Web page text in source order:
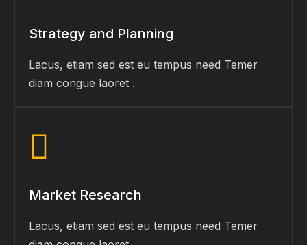
Strategy and Planning
Lacus, etiam sed est eu tempus need Temer
diam congue laoret .
Market Research
Lacus, etiam sed est eu tempus need Temer